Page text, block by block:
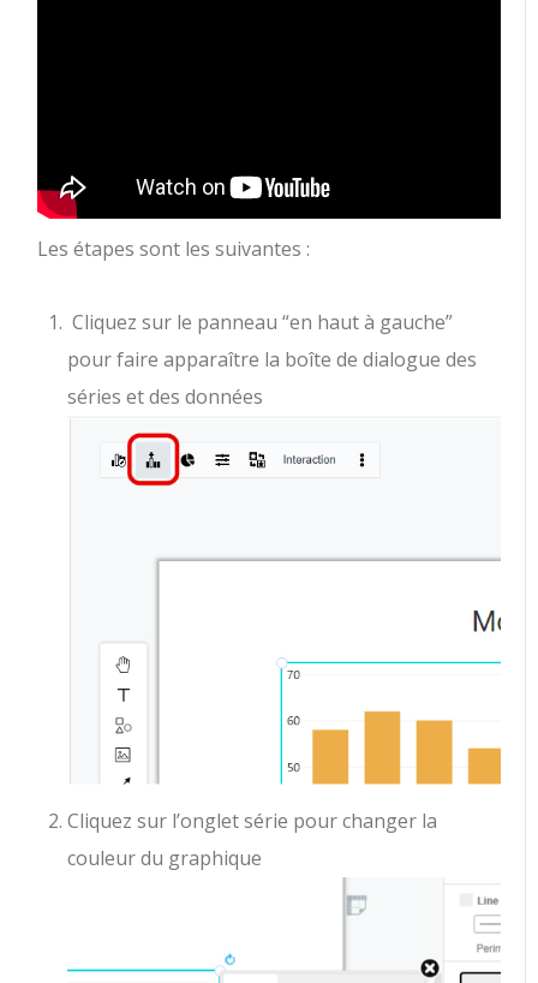
Les étapes sont les suivantes :
Cliquez sur le panneau “en haut à gauche”
pour faire apparaître la boîte de dialogue des
séries et des données
Cliquez sur l’onglet série pour changer la
couleur du graphique